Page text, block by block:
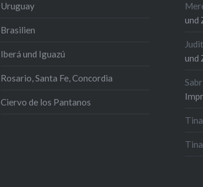
Uruguay
Brasilien
Iberá und Iguazú
Rosario, Santa Fe, Concordia
Ciervo de los Pantanos
und
und
Tina
Tina